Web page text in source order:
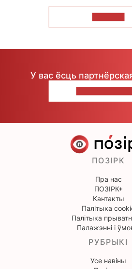
У вас ёсць
ПОЗІРК
Пра нас
ПОЗІРК+
Кантакты
Палітыка
Палітыка
Палажэнні і
РУБРЫКІ
Усе навіны